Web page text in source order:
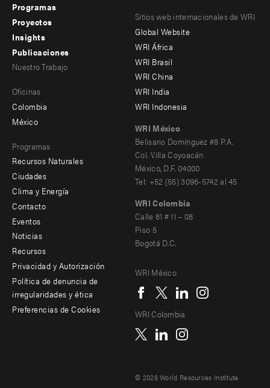
Footer
menu
-
Programas
Proyectos
Insights
Publicaciones
menu
-
Nuestro Trabajo
Oficinas
Colombia
México
Programas
Recursos Naturales
Ciudades
Clima y Energía
Footer
menu
-
Additional
Contacto
Eventos
Noticias
Recursos
Privacidad y Autorización
Política de denuncia de
irregularidades y ética
Preferencias de Cookies
Footer
menu
-
Offices
Sitios web internacionales de WRI
Global Website
WRI África
WRI Brasil
WRI China
WRI India
WRI Indonesia
WRI México
Belisario Domínguez #8 P.A.
Col. Villa Coyoacán
México, D.F. 04000
Tel: +52 (55) 3096-5742 al 45
WRI Colombia
Calle 81 # 11 – 08
Piso 5
Bogotá D.C.
Social
menu
WRI México
WRI Colombia
© 2026 World Resources Institute